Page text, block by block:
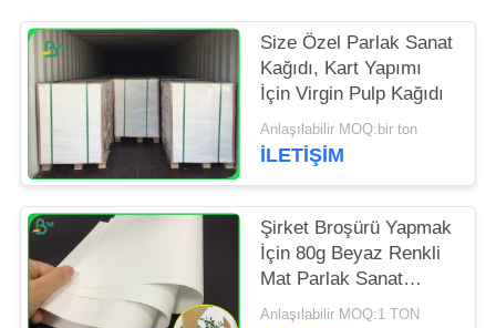
POLICY
Size Özel Parlak Sanat
Kağıdı, Kart Yapımı
İçin Virgin Pulp Kağıdı
Anlaşılabilir MOQ:bir ton
İLETIŞIM
Şirket Broşürü Yapmak
İçin 80g Beyaz Renkli
Mat Parlak Sanat
Kağıdı Rulosu
Anlaşılabilir MOQ:1 TON